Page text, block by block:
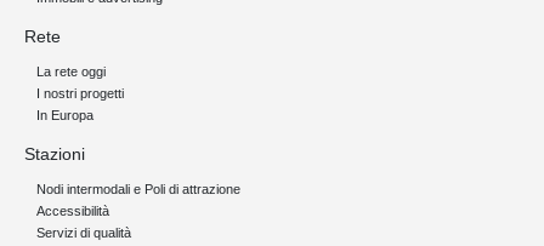
Rete
La rete oggi
I nostri progetti
In Europa
Stazioni
Nodi intermodali e Poli di attrazione
Accessibilità
Servizi di qualità